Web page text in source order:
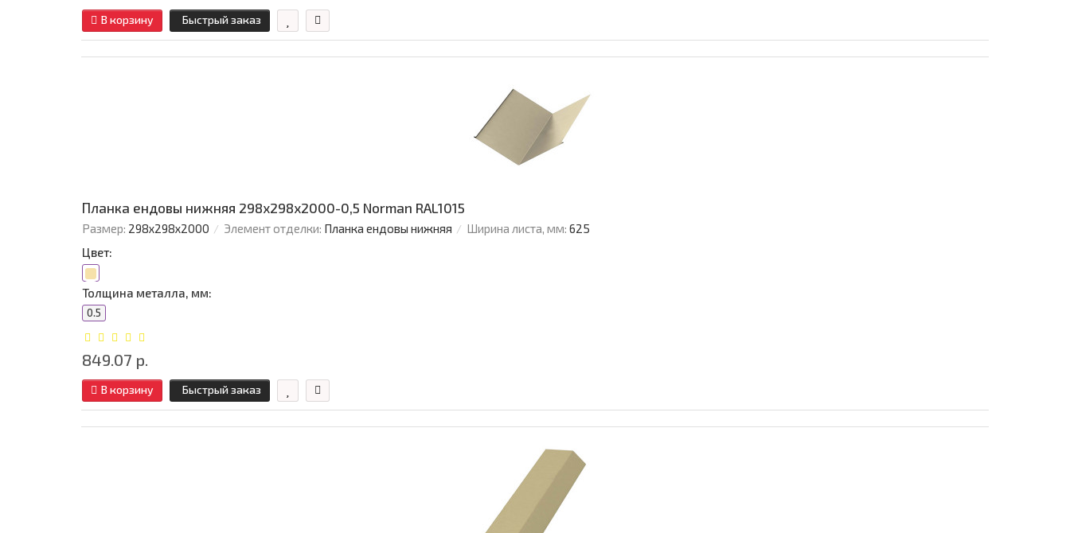
В корзину Быстрый заказ
Планка ендовы нижняя 298х298х2000-0,5 Norman RAL1015
Размер: 298х298х2000 Элемент отделки: Планка ендовы нижняя Ширина листа, мм: 625
Цвет:
Толщина металла, мм:
0.5
849.07 р.
В корзину Быстрый заказ